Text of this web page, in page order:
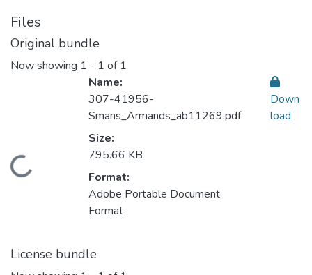
Files
Original bundle
Now showing 1 - 1 of 1
Loading...
Name:
307-41956-
Smans_Armands_ab11269.pdf
Size:
795.66 KB
Format:
Adobe Portable Document
Format
Down
load
License bundle